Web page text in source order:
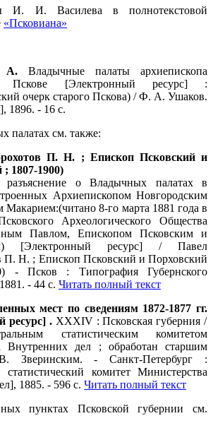
И. И. Василева в полнотекстовой
«Псковиана»
А. Владычные палаты архиепископа
[Электронный ресурс] :
очерк старого Пскова) / Ф. А. Ушаков.
1896. - 16 с.
палатах см. также:
П. Н. ; Епископ Псковский и
1807-1900)
разъяснение о Владычных палатах в
Архиепископом Новгородским
Макарием:(читано 8-го марта 1881 года в
Археологического Общества
Павлом, Епископом Псковским и
[Электронный ресурс] / Павел
П. Н. ; Епископ Псковский и Порховский
- Псков : Типография Губернского
- 44 с. Читать полный текст
мест по сведениям 1872-1877 гг.
ресурс] .XXXIV : Псковская губерния /
статистическим комитетом
Внутренних дел ; обработан старшим
Зверинским. - Санкт-Петербург :
комитет Министерства
1885. - 596 с. Читать полный текст
пунктах Псковской губернии см.